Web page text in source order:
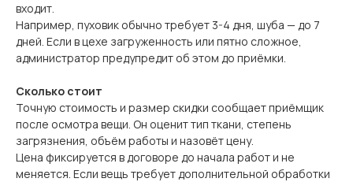
входит.
Например, пуховик обычно требует 3-4 дня, шуба — до 7
дней. Если в цехе загруженность или пятно сложное,
администратор предупредит об этом до приёмки.
Сколько стоит
Точную стоимость и размер скидки сообщает приёмщик
после осмотра вещи. Он оценит тип ткани, степень
загрязнения, объём работы и назовёт цену.
Цена фиксируется в договоре до начала работ и не
меняется. Если вещь требует дополнительной обработки